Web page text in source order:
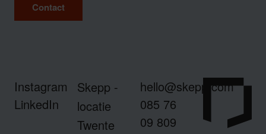
Contact
Instagram
LinkedIn
Skepp -
locatie
Twente
hello@skepp.com
085 76
09 809